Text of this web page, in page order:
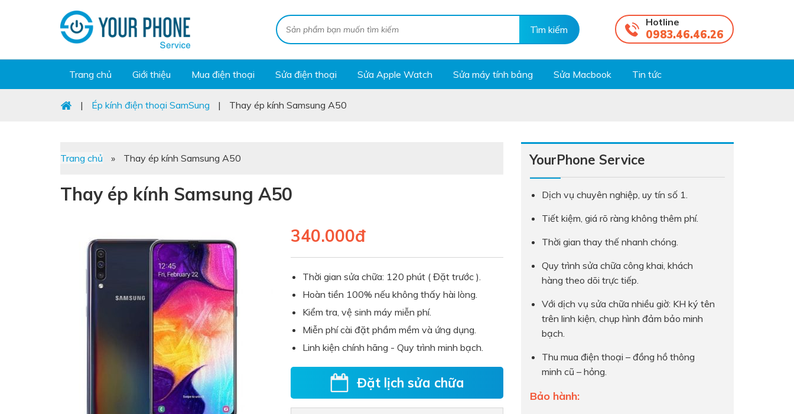
Hotline
0983.46.46.26
Trang chủ Giới thiệu Mua điện thoại Sửa điện thoại Sửa Apple Watch Sửa máy tính bảng Sửa Macbook Tin tức
| Ép kính điện thoại SamSung | Thay ép kính Samsung A50
Trang chủ » Thay ép kính Samsung A50
Thay ép kính Samsung A50
340.000đ
Thời gian sửa chữa: 120 phút ( Đặt trước ).
Hoàn tiền 100% nếu không thấy hài lòng.
Kiểm tra, vệ sinh máy miễn phí.
Miễn phí cài đặt phầm mềm và ứng dụng.
Linh kiện chính hãng - Quy trình minh bạch.
Đặt lịch sửa chữa
YourPhone Service
Dịch vụ chuyên nghiệp, uy tín số 1.
Tiết kiệm, giá rõ ràng không thêm phí.
Thời gian thay thế nhanh chóng.
Quy trình sửa chữa công khai, khách
hàng theo dõi trực tiếp.
Với dịch vụ sửa chữa nhiều giờ: KH ký tên
trên linh kiện, chụp hình đảm bảo minh
bạch.
Thu mua điện thoại – đồng hồ thông
minh cũ – hỏng.
Bảo hành: